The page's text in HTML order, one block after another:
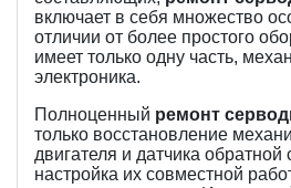
включает в себя множество
отличии от более простого
имеет только одну часть,
электроника.
Полноценный ремонт
только восстановление
двигателя и датчика обратной
настройка их совместной